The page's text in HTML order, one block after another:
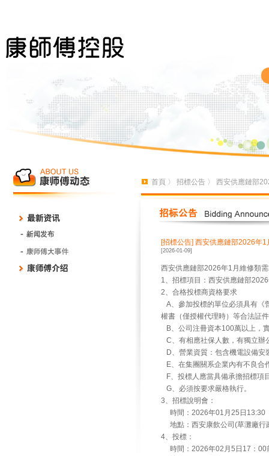
首頁 〉 招標公告 〉 西安供應鏈部
[招標公告] 西安供應鏈部2026年1
[2026-01-09]
西安供應鏈部2026年1月維修類
1、招標項目：西安供應鏈部
2、合格投標商資格要求
A、參加投標的單位必須具有《
權書（僅授權代理時）等合法証
B、公司注冊資本100萬以上，
C、有相應社保人數，有獨立辦
D、營業資質：包含機電設備安
E、在集團關系企業內有不良合
F、投標人應當具備承擔招標項
G、必須按要求嚴格執行。
3、招標說明會：
時間：2026年01月25日13:30
地點：西安康飲公司(草灘廠行
4、投標：
時間：2026年02月5日17：00